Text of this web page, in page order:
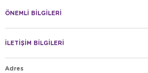
ÖNEMLİ BİLGİLERİ
İLETİŞİM BİLGİLERİ
Adres